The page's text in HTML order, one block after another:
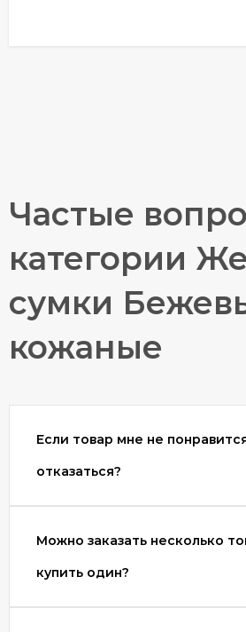
Частые
категории
сумки
кожаные
Если товар мне не
отказаться?
Можно заказать несколько
купить один?